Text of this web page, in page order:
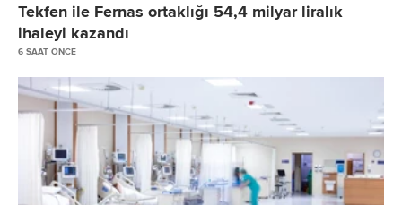
Tekfen ile Fernas ortaklığı 54,4 milyar liralık
ihaleyi kazandı
6 SAAT ÖNCE